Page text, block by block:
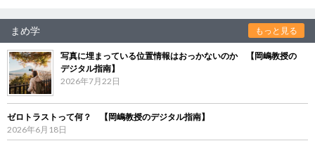
まめ学 もっと見る
写真に埋まっている位置情報はおっかないのか 【岡嶋教授の
デジタル指南】
2026年7月22日
ゼロトラストって何？ 【岡嶋教授のデジタル指南】
2026年6月18日